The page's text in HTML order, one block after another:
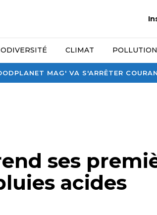
MAG' VA S'ARRÊTER
CLIMAT
ses
acides